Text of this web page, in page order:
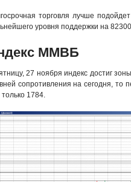
торговля лучше
уровня поддержки на
ММВБ
27 ноября индекс достиг
сопротивления на сегодня, то
только 1784.